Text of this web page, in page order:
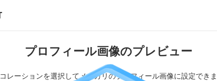
プロフィール画像のプレビュー
レーションを選択してメルカリのプロフィール画像に設定でき